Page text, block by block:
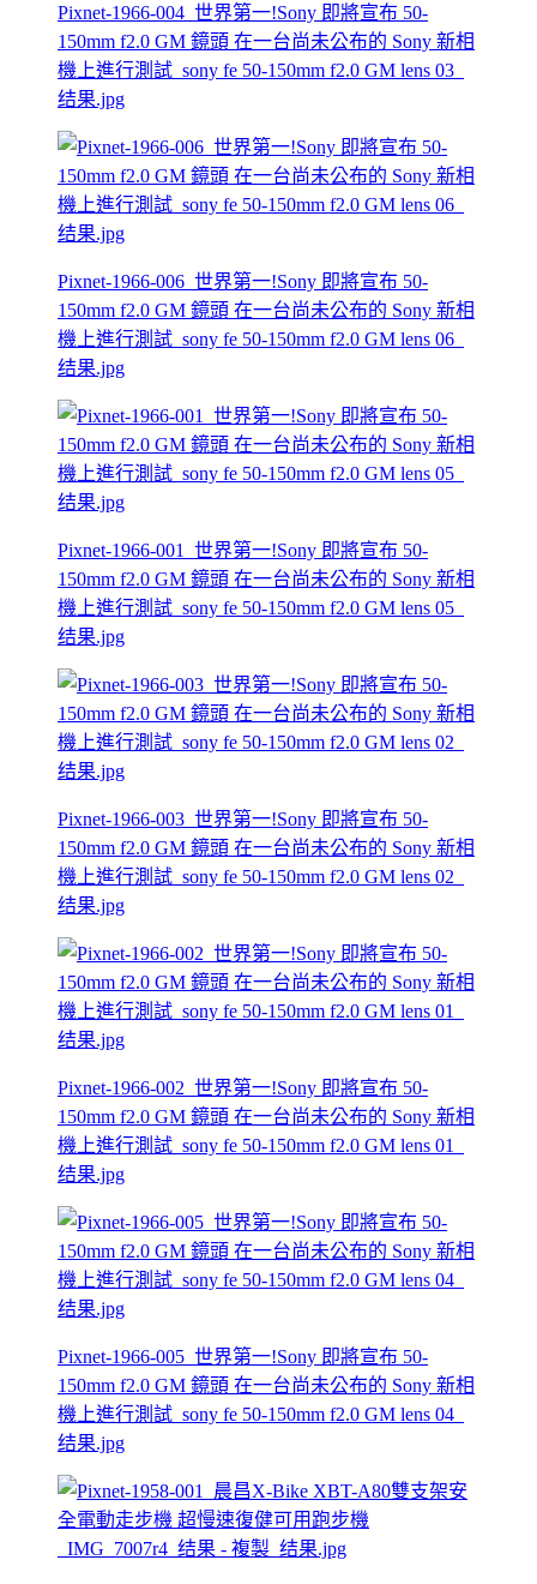
Pixnet-1966-004_世界第一!Sony 即將宣布 50-
150mm f2.0 GM 鏡頭 在一台尚未公布的 Sony 新相
機上進行測試_sony fe 50-150mm f2.0 GM lens 03_
结果.jpg
Pixnet-1966-006_世界第一!Sony 即將宣布 50-
150mm f2.0 GM 鏡頭 在一台尚未公布的 Sony 新相
機上進行測試_sony fe 50-150mm f2.0 GM lens 06_
结果.jpg
Pixnet-1966-001_世界第一!Sony 即將宣布 50-
150mm f2.0 GM 鏡頭 在一台尚未公布的 Sony 新相
機上進行測試_sony fe 50-150mm f2.0 GM lens 05_
结果.jpg
Pixnet-1966-003_世界第一!Sony 即將宣布 50-
150mm f2.0 GM 鏡頭 在一台尚未公布的 Sony 新相
機上進行測試_sony fe 50-150mm f2.0 GM lens 02_
结果.jpg
Pixnet-1966-002_世界第一!Sony 即將宣布 50-
150mm f2.0 GM 鏡頭 在一台尚未公布的 Sony 新相
機上進行測試_sony fe 50-150mm f2.0 GM lens 01_
结果.jpg
Pixnet-1966-005_世界第一!Sony 即將宣布 50-
150mm f2.0 GM 鏡頭 在一台尚未公布的 Sony 新相
機上進行測試_sony fe 50-150mm f2.0 GM lens 04_
结果.jpg